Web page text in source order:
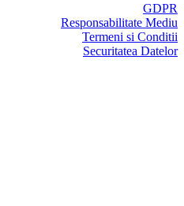
GDPR
Responsabilitate Mediu
Termeni si Conditii
Securitatea Datelor